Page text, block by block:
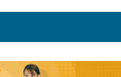
GIỚI THIỆU